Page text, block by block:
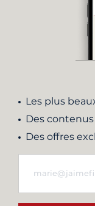
Les plus
Des
Des offres